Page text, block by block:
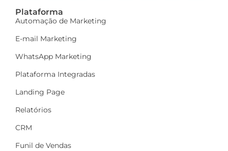
Plataforma
Automação de Marketing
E-mail Marketing
WhatsApp Marketing
Plataforma Integradas
Landing Page
Relatórios
CRM
Funil de Vendas